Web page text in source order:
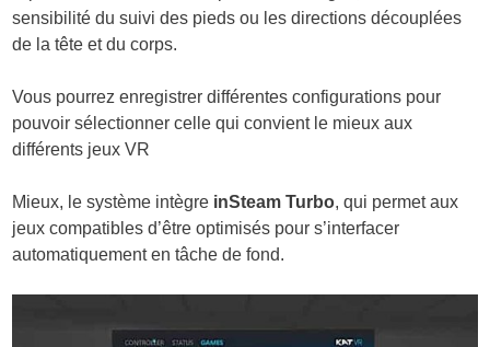
sensibilité du suivi des pieds ou les directions découplées
de la tête et du corps.
Vous pourrez enregistrer différentes configurations pour
pouvoir sélectionner celle qui convient le mieux aux
différents jeux VR
Mieux, le système intègre inSteam Turbo, qui permet aux
jeux compatibles d’être optimisés pour s’interfacer
automatiquement en tâche de fond.